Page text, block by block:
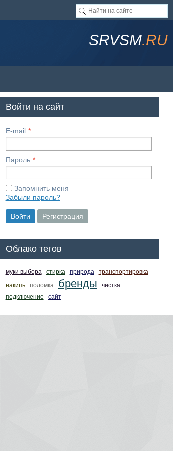
SRVSM.RU
Войти на сайт
E-mail
Пароль
Запомнить меня
Забыли пароль?
Войти Регистрация
Облако тегов
муки выбора стирка природа
транспортировка
накипь
поломка бренды
чистка
подключение
сайт